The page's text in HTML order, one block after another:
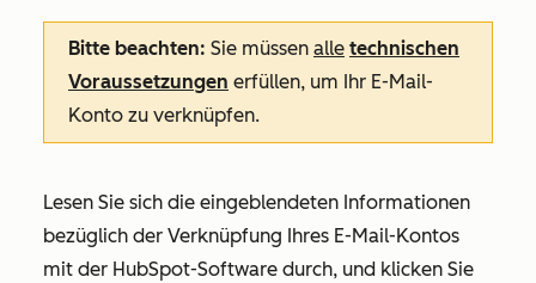
Bitte beachten: Sie müssen alle technischen
Voraussetzungen erfüllen, um Ihr E-Mail-
Konto zu verknüpfen.
Lesen Sie sich die eingeblendeten Informationen
bezüglich der Verknüpfung Ihres E-Mail-Kontos
mit der HubSpot-Software durch, und klicken Sie